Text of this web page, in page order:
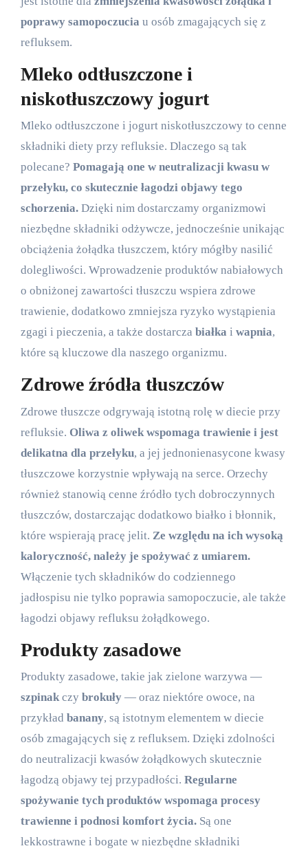
poprawy samopoczucia u osób zmagających się z
refluksem.
Mleko odtłuszczone i
niskotłuszczowy jogurt
Mleko odtłuszczone i jogurt niskotłuszczowy to cenne
składniki diety przy refluksie. Dlaczego są tak
polecane? Pomagają one w neutralizacji kwasu w
przełyku, co skutecznie łagodzi objawy tego
schorzenia.Dzięki nim dostarczamy organizmowi
niezbędne składniki odżywcze, jednocześnie unikając
obciążenia żołądka tłuszczem, który mógłby nasilić
dolegliwości. Wprowadzenie produktów nabiałowych
o obniżonej zawartości tłuszczu wspiera zdrowe
trawienie, dodatkowo zmniejsza ryzyko wystąpienia
zgagi i pieczenia, a także dostarcza białka i wapnia,
które są kluczowe dla naszego organizmu.
Zdrowe źródła tłuszczów
Zdrowe tłuszcze odgrywają istotną rolę w diecie przy
refluksie. Oliwa z oliwek wspomaga trawienie i jest
delikatna dla przełyku, a jej jednonienasycone kwasy
tłuszczowe korzystnie wpływają na serce. Orzechy
również stanowią cenne źródło tych dobroczynnych
tłuszczów, dostarczając dodatkowo białko i błonnik,
które wspierają pracę jelit. Ze względu na ich wysoką
kaloryczność, należy je spożywać z umiarem.
Włączenie tych składników do codziennego
jadłospisu nie tylko poprawia samopoczucie, ale także
łagodzi objawy refluksu żołądkowego.
Produkty zasadowe
Produkty zasadowe, takie jak zielone warzywa —
szpinakczy brokuły— oraz niektóre owoce, na
przykład banany, są istotnym elementem w diecie
osób zmagających się z refluksem. Dzięki zdolności
do neutralizacji kwasów żołądkowych skutecznie
łagodzą objawy tej przypadłości. Regularne
spożywanie tych produktów wspomaga procesy
trawienne i podnosi komfort życia.Są one
lekkostrawne i bogate w niezbędne składniki